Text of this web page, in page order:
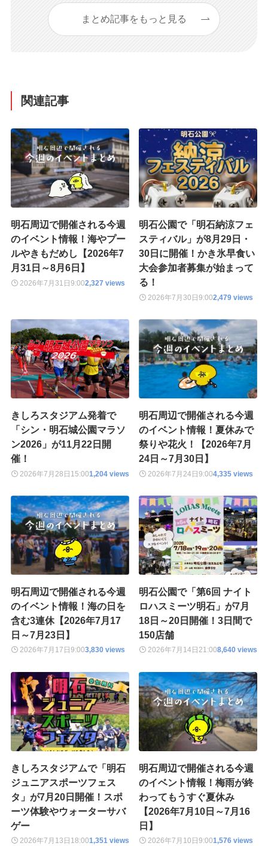
まとめ記事をもっと見る
関連記事
明石周辺で開催される今週
のイベント情報！海やプー
ルやきもだめし【2026年7
月31日～8月6日】
2026年7月31日9:002,327 views
明石公園で「明石納涼フェ
スティバル」が8月29日・
30日に開催！かき氷早食い
大会参加者募集が始まって
る！
2026年7月30日9:002,479 views
きしろスタジアム発着で
「シン・明石城公園マラソ
ン2026」が11月22日開
催！
2026年7月28日 15:001,204 views
明石周辺で開催される今週
のイベント情報！夏休みで
祭りや花火！【2026年7月
24日～7月30日】
2026年7月24日9:004,335 views
明石周辺で開催される今週
のイベント情報！海の日を
含む3連休【2026年7月17
日～7月23日】
2026年7月17日 9:003,830 views
明石公園で「第6回 ナイト
ロハスミーツ明石」が7月
18日～20日開催！3日間で
150店舗
2026年7月14日21:008,640 views
きしろスタジアムで「明石
ジュニアスポーツフェス
タ」が7月20日開催！スポ
ーツ体験やウォーターサバ
ゲー
2026年7月13日 18:001,351 views
明石周辺で開催される今週
のイベント情報！梅雨が終
わってもうすぐ夏休み
【2026年7月10日～7月16
日】
2026年7月10日9:001,576 views